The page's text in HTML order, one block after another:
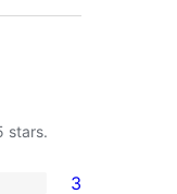
stars.
3